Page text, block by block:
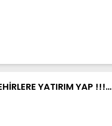
YATIRIM YAP !!!...